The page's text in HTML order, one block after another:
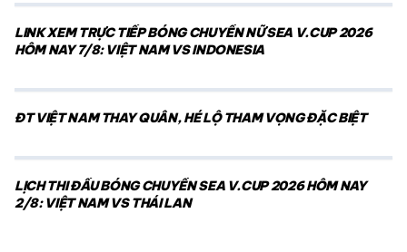
LINK XEM TRỰC TIẾP BÓNG CHUYỀN NỮ SEA V.CUP 2026
HÔM NAY 7/8: VIỆT NAM VS INDONESIA
ĐT VIỆT NAM THAY QUÂN, HÉ LỘ THAM VỌNG ĐẶC BIỆT
LỊCH THI ĐẤU BÓNG CHUYỀN SEA V.CUP 2026 HÔM NAY
2/8: VIỆT NAM VS THÁI LAN